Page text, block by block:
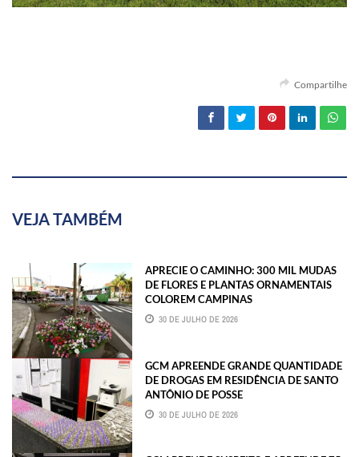
Compartilhe
VEJA TAMBÉM
APRECIE O CAMINHO: 300 MIL MUDAS
DE FLORES E PLANTAS ORNAMENTAIS
COLOREM CAMPINAS
30 DE JULHO DE 2026
GCM APREENDE GRANDE QUANTIDADE
DE DROGAS EM RESIDÊNCIA DE SANTO
ANTÔNIO DE POSSE
30 DE JULHO DE 2026